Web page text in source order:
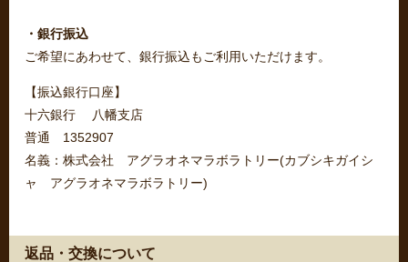
・銀行振込
ご希望にあわせて、銀行振込もご利用いただけます。
【振込銀行口座】
十六銀行 八幡支店
普通 1352907
名義：株式会社 アグラオネマラボラトリー(カブシキガイシ
ャ アグラオネマラボラトリー)
返品・交換について